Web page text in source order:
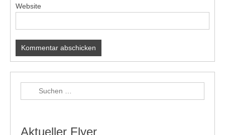
Website
Aktueller Flyer